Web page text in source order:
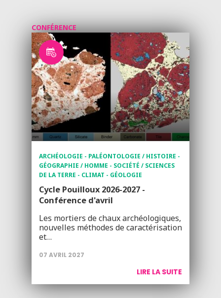
CONFÉRENCE
ARCHÉOLOGIE - PALÉONTOLOGIE / HISTOIRE -
GÉOGRAPHIE / HOMME - SOCIÉTÉ / SCIENCES
DE LA TERRE - CLIMAT - GÉOLOGIE
Cycle Pouilloux 2026-2027 -
Conférence d'avril
Les mortiers de chaux archéologiques,
nouvelles méthodes de caractérisation
et…
07 AVRIL 2027
LIRE LA SUITE